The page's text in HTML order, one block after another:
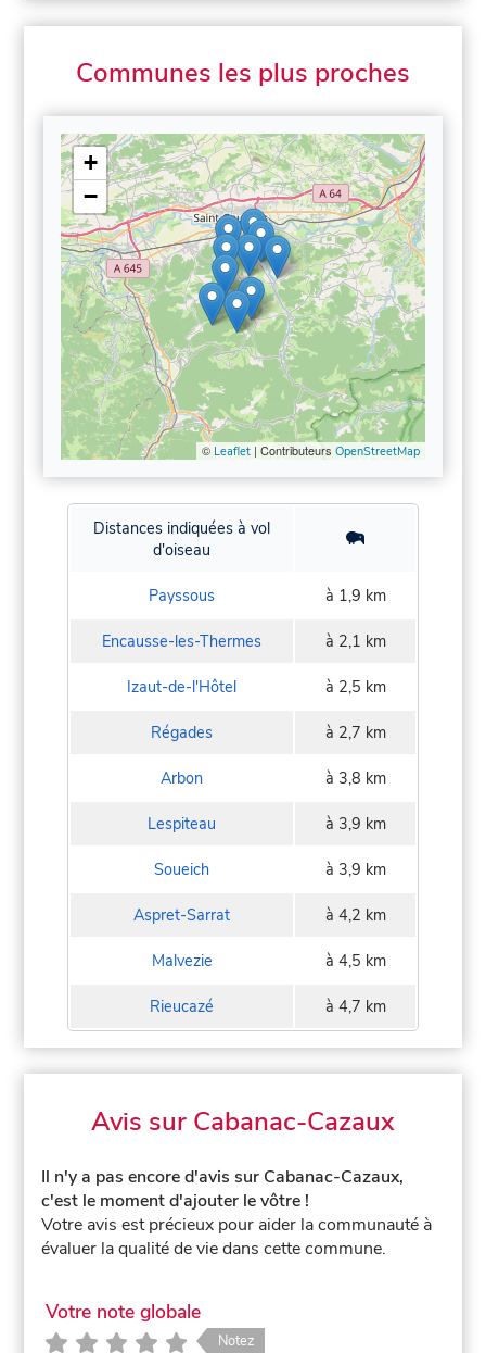
Communes les plus proches
+
−
© Leaflet| Contributeurs OpenStreetMap
Distances indiquées à vol
d'oiseau
Payssous à 1,9 km
Encausse-les-Thermes à 2,1 km
Izaut-de-l'Hôtel à 2,5 km
Régades à 2,7 km
Arbon à 3,8 km
Lespiteau à 3,9 km
Soueich à 3,9 km
Aspret-Sarrat à 4,2 km
Malvezie à 4,5 km
Rieucazé à 4,7 km
Avis sur Cabanac-Cazaux
Il n'y a pas encore d'avis sur Cabanac-Cazaux,
c'est le moment d'ajouter le vôtre !
Votre avis est précieux pour aider la communauté à
évaluer la qualité de vie dans cette commune.
Votre note globale
Notez